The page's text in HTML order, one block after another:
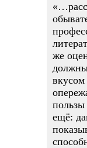
же
должны
вкусом
ещё: